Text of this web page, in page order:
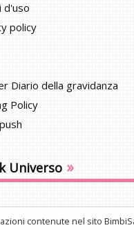
d'uso
policy
Diario della gravidanza
Policy
Universo »
contenute nel sito